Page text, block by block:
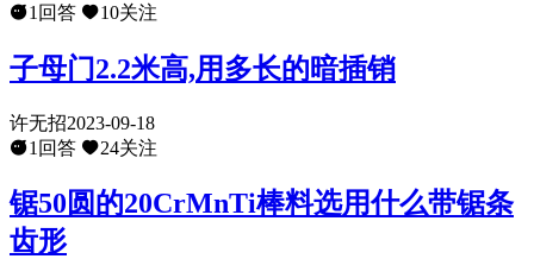
1回答
10关注
子母门2.2米高,用多长的暗插销
许无招2023-09-18
1回答
24关注
锯50圆的20CrMnTi棒料选用什么带锯条
齿形